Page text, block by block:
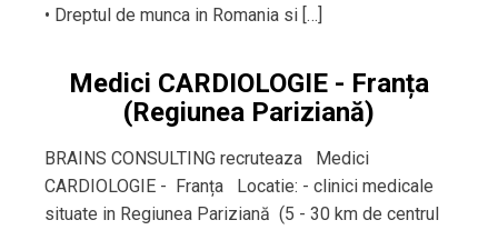
• Dreptul de munca in Romania si […]
Medici CARDIOLOGIE - Franța
(Regiunea Pariziană)
BRAINS CONSULTING recruteaza Medici
CARDIOLOGIE - Franța Locatie: - clinici medicale
situate in Regiunea Pariziană (5 - 30 km de centrul